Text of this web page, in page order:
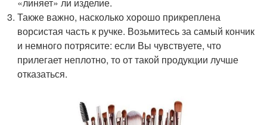
«линяет» ли изделие.
Также важно, насколько хорошо прикреплена
ворсистая часть к ручке. Возьмитесь за самый кончик
и немного потрясите: если Вы чувствуете, что
прилегает неплотно, то от такой продукции лучше
отказаться.